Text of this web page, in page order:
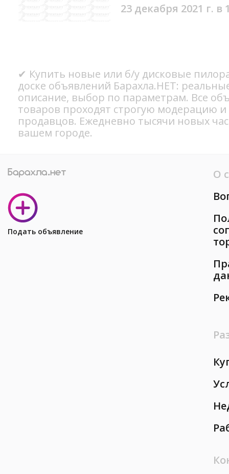
23 декабря 2021 г. в
✔ Купить новые или б/у дисковые
доске объявлений Барахла.НЕТ:
описание, выбор по параметрам. Все
товаров проходят строгую модерацию
продавцов. Ежедневно тысячи новых
вашем городе.
Подать объявление
О